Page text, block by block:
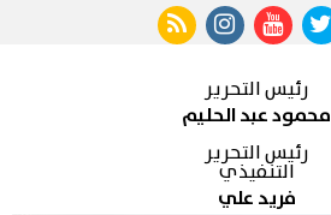
رئيس التحرير
محمود عبد الحليم
رئيس التحرير
التنفيذي
فريد علي